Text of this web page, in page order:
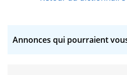
Annonces qui pourraient